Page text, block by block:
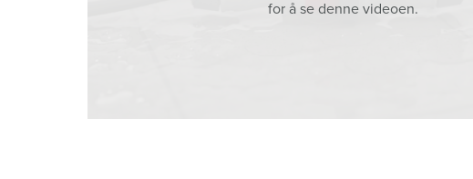
for å se denne videoen.